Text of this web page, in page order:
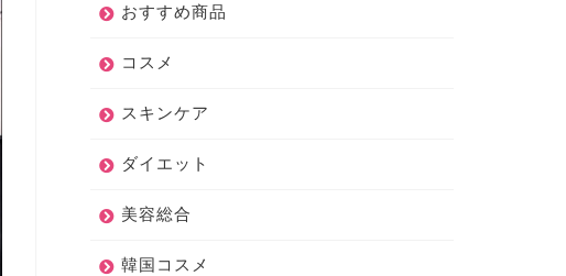
おすすめ商品
コスメ
スキンケア
ダイエット
美容総合
韓国コスメ